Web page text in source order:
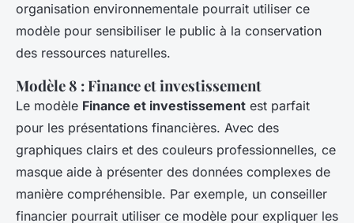
organisation environnementale pourrait utiliser ce
modèle pour sensibiliser le public à la conservation
des ressources naturelles.
Modèle 8 : Finance et investissement
Le modèle Finance et investissement est parfait
pour les présentations financières. Avec des
graphiques clairs et des couleurs professionnelles, ce
masque aide à présenter des données complexes de
manière compréhensible. Par exemple, un conseiller
financier pourrait utiliser ce modèle pour expliquer les